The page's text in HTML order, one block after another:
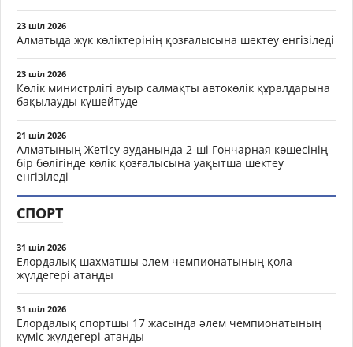
23 шіл 2026
Алматыда жүк көліктерінің қозғалысына шектеу енгізіледі
23 шіл 2026
Көлік министрлігі ауыр салмақты автокөлік құралдарына
бақылауды күшейтуде
21 шіл 2026
Алматының Жетісу ауданында 2-ші Гончарная көшесінің
бір бөлігінде көлік қозғалысына уақытша шектеу
енгізіледі
СПОРТ
31 шіл 2026
Елордалық шахматшы әлем чемпионатының қола
жүлдегері атанды
31 шіл 2026
Елордалық спортшы 17 жасында әлем чемпионатының
күміс жүлдегері атанды